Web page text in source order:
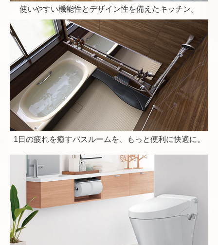
使いやすい機能性とデザイン性を備えたキッチン。
1日の疲れを癒すバスルームを、もっと便利に快適に。